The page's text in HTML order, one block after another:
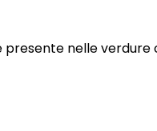
nelle